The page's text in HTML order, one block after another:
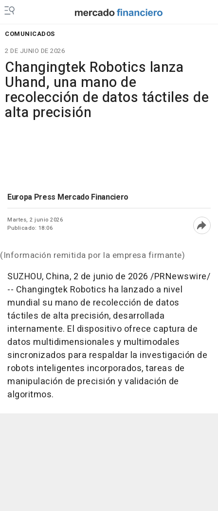
COMUNICADOS
2 DE JUNIO DE 2026
Changingtek Robotics lanza
Uhand, una mano de
recolección de datos táctiles de
alta precisión
Europa Press Mercado Financiero
Martes, 2 junio 2026
Publicado: 18:06
(Información remitida por la empresa firmante)
SUZHOU, China, 2 de junio de 2026 /PRNewswire/
-- Changingtek Robotics ha lanzado a nivel
mundial su mano de recolección de datos
táctiles de alta precisión, desarrollada
internamente. El dispositivo ofrece captura de
datos multidimensionales y multimodales
sincronizados para respaldar la investigación de
robots inteligentes incorporados, tareas de
manipulación de precisión y validación de
algoritmos.